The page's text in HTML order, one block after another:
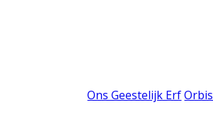
Ons Geestelijk Erf Orbis